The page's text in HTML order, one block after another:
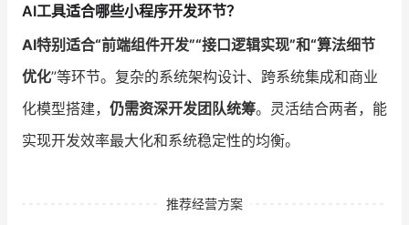
AI工具适合哪些小程序开发环节？
AI特别适合“前端组件开发”“接口逻辑实现”和“算法细节
优化”等环节。复杂的系统架构设计、跨系统集成和商业
化模型搭建， 仍需资深开发团队统筹。灵活结合两者，能
实现开发效率最大化和系统稳定性的均衡。
推荐经营方案